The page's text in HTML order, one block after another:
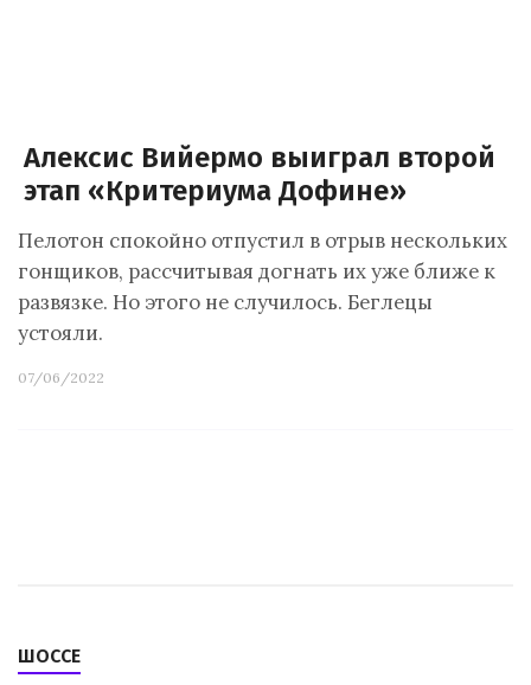
Алексис Вийермо выиграл второй
этап «Критериума Дофине»
Пелотон спокойно отпустил в отрыв нескольких
гонщиков, рассчитывая догнать их уже ближе к
развязке. Но этого не случилось. Беглецы
устояли.
07/06/2022
ШОССЕ